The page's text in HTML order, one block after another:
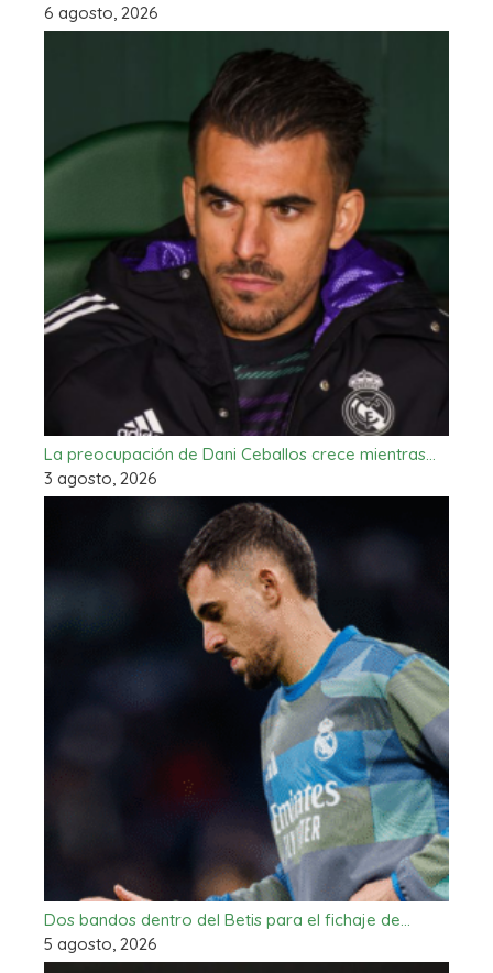
6 agosto, 2026
La preocupación de Dani Ceballos crece mientras…
3 agosto, 2026
Dos bandos dentro del Betis para el fichaje de…
5 agosto, 2026